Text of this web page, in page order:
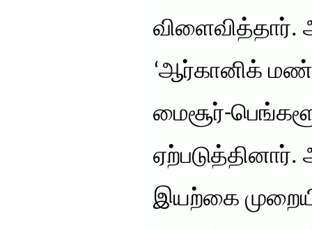
விளைவித்தார்.
‘ஆர்கானிக்
மைசூர்-
இயற்கை